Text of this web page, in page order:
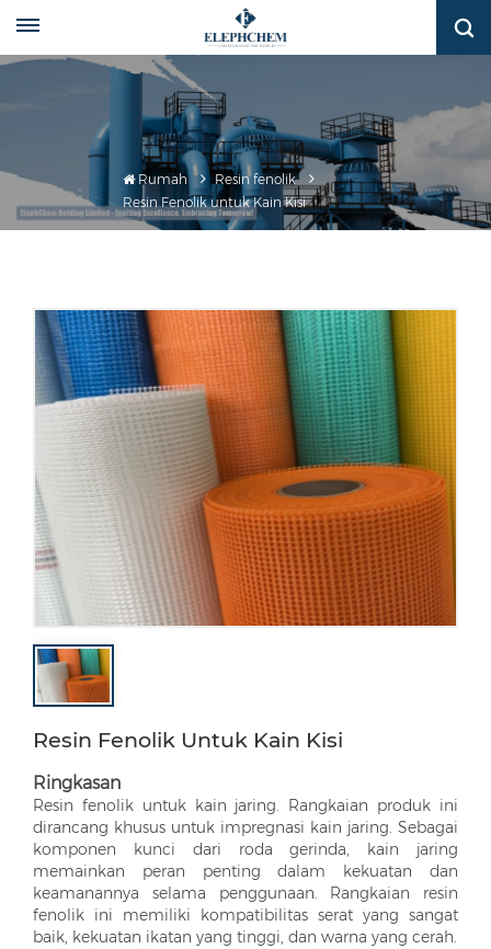
Rumah
Resin fenolik
Resin Fenolik untuk Kain Kisi
Resin Fenolik Untuk Kain Kisi
Ringkasan
Resin fenolik untuk kain jaring. Rangkaian produk ini
dirancang khusus untuk impregnasi kain jaring. Sebagai
komponen kunci dari roda gerinda, kain jaring
memainkan peran penting dalam kekuatan dan
keamanannya selama penggunaan. Rangkaian resin
fenolik ini memiliki kompatibilitas serat yang sangat
baik, kekuatan ikatan yang tinggi, dan warna yang cerah.